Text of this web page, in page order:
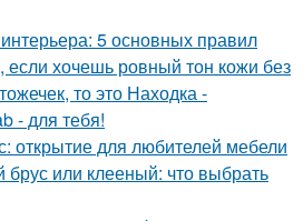
5 основных правил
хочешь ровный тон кожи без
то это Находка -
- для тебя!
открытие для любителей мебели
или клееный: что выбрать